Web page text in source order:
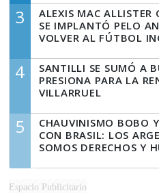
3
ALEXIS MAC ALLISTER
SE IMPLANTÓ PELO
VOLVER AL FÚTBOL
4
SANTILLI SE SUMÓ A
PRESIONA PARA LA
VILLARRUEL
5
CHAUVINISMO BOBO
CON BRASIL: LOS
SOMOS DERECHOS Y
Espacio Publicitario